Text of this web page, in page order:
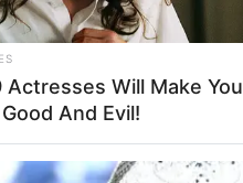
Actresses Will Make You
And Evil!